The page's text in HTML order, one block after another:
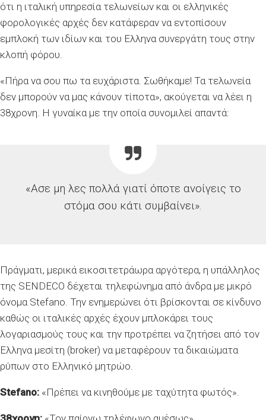
ότι η ιταλική υπηρεσία τελωνείων και οι ελληνικές
φορολογικές αρχές δεν κατάφεραν να εντοπίσουν
εμπλοκή των ιδίων και του Ελληνα συνεργάτη τους στην
κλοπή φόρου.
«Πήρα να σου πω τα ευχάριστα. Σωθήκαμε! Τα τελωνεία
δεν μπορούν να μας κάνουν τίποτα», ακούγεται να λέει η
38χρονη. Η γυναίκα με την οποία συνομιλεί απαντά:
«Ασε μη λες πολλά γιατί όποτε ανοίγεις το
στόμα σου κάτι συμβαίνει».
Πράγματι, μερικά εικοσιτετράωρα αργότερα, η υπάλληλος
της SENDECO δέχεται τηλεφώνημα από άνδρα με μικρό
όνομα Stefano. Την ενημερώνει ότι βρίσκονται σε κίνδυνο
καθώς οι ιταλικές αρχές έχουν μπλοκάρει τους
λογαριασμούς τους και την προτρέπει να ζητήσει από τον
Ελληνα μεσίτη (broker) να μεταφέρουν τα δικαιώματα
ρύπων στο Ελληνικό μητρώο.
Stefano: «Πρέπει να κινηθούμε με ταχύτητα φωτός».